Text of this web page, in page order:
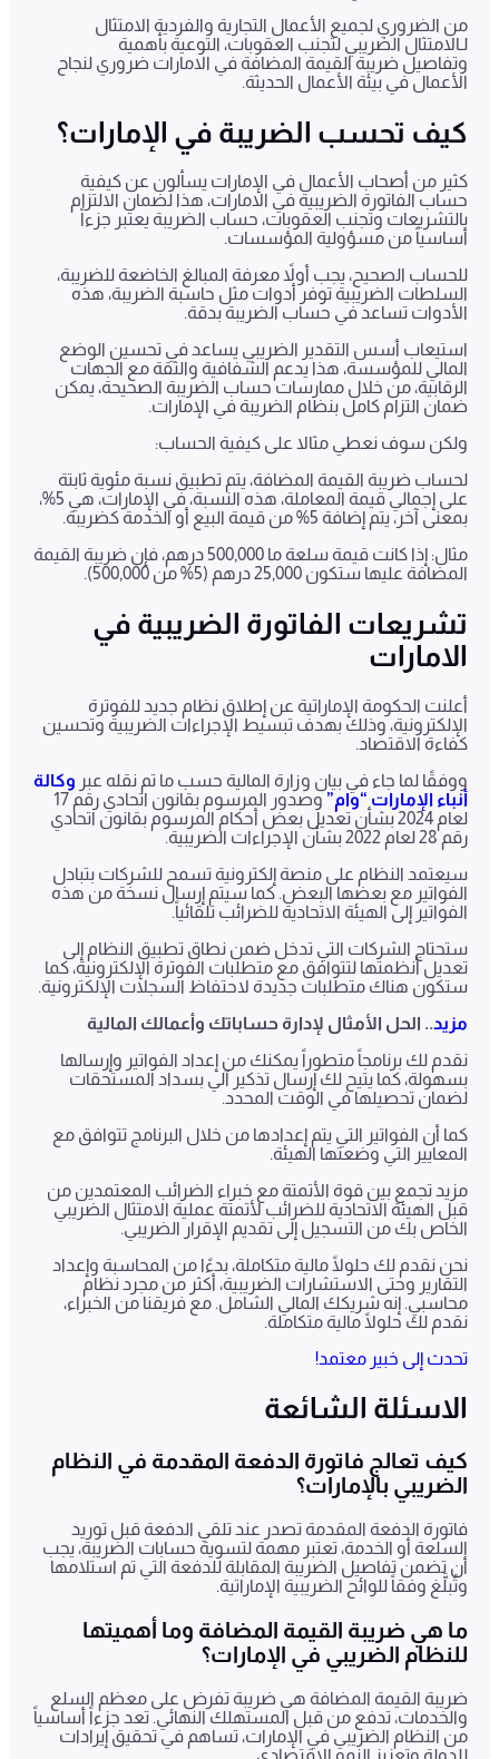
من الضروري لجميع الأعمال التجارية والفردية الامتثال
لـالامتثال الضريبي لتجنب العقوبات، التوعية بأهمية
وتفاصيل ضريبة القيمة المضافة في الامارات ضروري لنجاح
الأعمال في بيئة الأعمال الحديثة.
كيف تحسب الضريبة في الإمارات؟
كثير من أصحاب الأعمال في الإمارات يسألون عن كيفية
حساب الفاتورة الضريبية في الامارات، هذا لضمان الالتزام
بالتشريعات وتجنب العقوبات، حساب الضريبة يعتبر جزءاً
أساسياً من مسؤولية المؤسسات.
للحساب الصحيح، يجب أولاً معرفة المبالغ الخاضعة للضريبة،
السلطات الضريبية توفر أدوات مثل حاسبة الضريبة، هذه
الأدوات تساعد في حساب الضريبة بدقة.
استيعاب أسس التقدير الضريبي يساعد في تحسين الوضع
المالي للمؤسسة، هذا يدعم الشفافية والثقة مع الجهات
الرقابية، من خلال ممارسات حساب الضريبة الصحيحة، يمكن
ضمان التزام كامل بنظام الضريبة في الإمارات.
ولكن سوف نعطي مثالا على كيفية الحساب:
لحساب ضريبة القيمة المضافة، يتم تطبيق نسبة مئوية ثابتة
على إجمالي قيمة المعاملة، هذه النسبة، في الإمارات، هي 5%،
بمعنى آخر، يتم إضافة 5% من قيمة البيع أو الخدمة كضريبة.
مثال: إذا كانت قيمة سلعة ما 500,000 درهم، فإن ضريبة القيمة
المضافة عليها ستكون 25,000 درهم (5% من 500,000).
تشريعات الفاتورة الضريبية في
الامارات
أعلنت الحكومة الإماراتية عن إطلاق نظام جديد للفوترة
الإلكترونية، وذلك بهدف تبسيط الإجراءات الضريبية وتحسين
كفاءة الاقتصاد.
ووفقًا لما جاء في بيان وزارة المالية حسب ما تم نقله عبر وكالة
أنباء الإمارات “وام”
وصدور المرسوم بقانون اتحادي رقم 17
لعام 2024 بشأن تعديل بعض أحكام المرسوم بقانون اتحادي
رقم 28 لعام 2022 بشأن الإجراءات الضريبية.
سيعتمد النظام على منصة إلكترونية تسمح للشركات بتبادل
الفواتير مع بعضها البعض. كما سيتم إرسال نسخة من هذه
الفواتير إلى الهيئة الاتحادية للضرائب تلقائياً.
ستحتاج الشركات التي تدخل ضمن نطاق تطبيق النظام إلى
تعديل أنظمتها لتتوافق مع متطلبات الفوترة الإلكترونية، كما
ستكون هناك متطلبات جديدة لاحتفاظ السجلات الإلكترونية.
مزيد.. الحل الأمثال لإدارة حساباتك وأعمالك المالية
نقدم لك برنامجاً متطوراً يمكنك من إعداد الفواتير وإرسالها
بسهولة، كما يتيح لك إرسال تذكير آلي بسداد المستحقات
لضمان تحصيلها في الوقت المحدد.
كما أن الفواتير التي يتم إعدادها من خلال البرنامج تتوافق مع
المعايير التي وضعتها الهيئة.
مزيد تجمع بين قوة الأتمتة مع خبراء الضرائب المعتمدين من
قبل الهيئة الاتحادية للضرائب لأتمتة عملية الامتثال الضريبي
الخاص بك من التسجيل إلى تقديم الإقرار الضريبي.
نحن نقدم لك حلولًا مالية متكاملة، بدءًا من المحاسبة وإعداد
التقارير وحتى الاستشارات الضريبية، أكثر من مجرد نظام
محاسبي. إنه شريكك المالي الشامل. مع فريقنا من الخبراء،
نقدم لك حلولًا مالية متكاملة.
تحدث إلى خبير معتمد!
الاسئلة الشائعة
كيف تعالج فاتورة الدفعة المقدمة في النظام
الضريبي بالإمارات؟
فاتورة الدفعة المقدمة تصدر عند تلقي الدفعة قبل توريد
السلعة أو الخدمة، تعتبر مهمة لتسوية حسابات الضريبة، يجب
أن تضمن تفاصيل الضريبة المقابلة للدفعة التي تم استلامها
وتُبلَّغ وفقاً للوائح الضريبية الإماراتية.
ما هي ضريبة القيمة المضافة وما أهميتها
للنظام الضريبي في الإمارات؟
ضريبة القيمة المضافة هي ضريبة تفرض على معظم السلع
والخدمات، تدفع من قبل المستهلك النهائي. تعد جزءاً أساسياً
من النظام الضريبي في الإمارات، تساهم في تحقيق إيرادات
للدولة وتعزيز النمو الاقتصادي.